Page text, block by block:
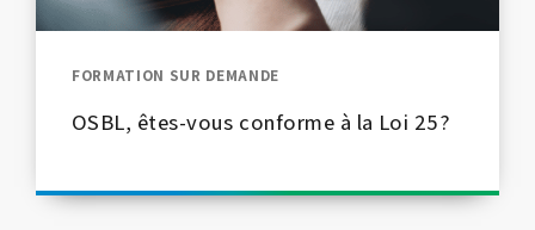
FORMATION SUR DEMANDE
OSBL, êtes-vous conforme à la Loi 25?